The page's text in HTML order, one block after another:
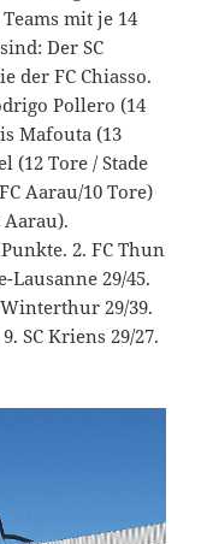
mit je 14
Der SC
der FC Chiasso.
Pollero (14
Mafouta (13
(12 Tore / Stade
Aarau/10 Tore)
Aarau).
Punkte. 2. FC Thun
Lausanne 29/45.
Winterthur 29/39.
SC Kriens 29/27.